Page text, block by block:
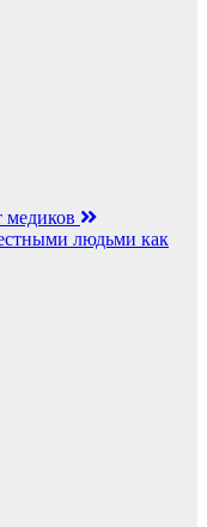
медиков
людьми как